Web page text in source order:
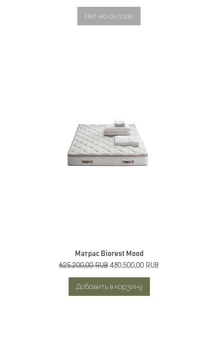
Нет на складе
Матрас Biorest Mood
Обычная цена
625.200,00 RUB Цена со скидкой
480.500,00 RUB
Добавить в корзину